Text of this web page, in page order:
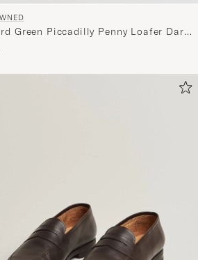
Green Piccadilly Penny Loafer Dark
UK7,5 - EU41,5